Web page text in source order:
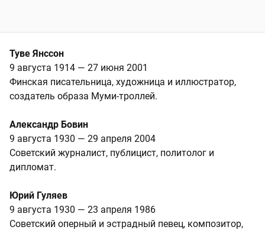
Туве Янссон
9 августа 1914 — 27 июня 2001
Финская писательница, художница и иллюстратор,
создатель образа Муми-троллей.
Александр Бовин
9 августа 1930 — 29 апреля 2004
Советский журналист, публицист, политолог и
дипломат.
Юрий Гуляев
9 августа 1930 — 23 апреля 1986
Советский оперный и эстрадный певец, композитор,